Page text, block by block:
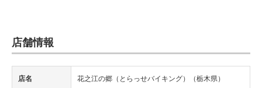
店舗情報
店名 花之江の郷（とらっせバイキング）（栃木県）